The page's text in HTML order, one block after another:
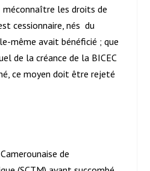
les droits de
cessionnaire, nés du
même avait bénéficié ; que
de la créance de la BICEC
ce moyen doit être rejeté
de